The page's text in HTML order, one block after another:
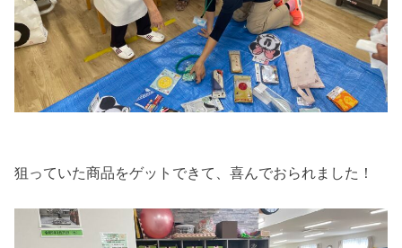
狙っていた商品をゲットできて、喜んでおられました！